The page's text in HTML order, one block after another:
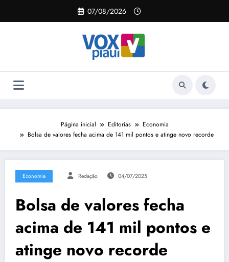
o
07/08/2026
Página inicial Editorias
Economia
Bolsa de valores fecha acima de 141 mil pontos e atinge novo recorde
Economia Redação 04/07/2025
Bolsa de valores fecha
acima de 141 mil pontos e
atinge novo recorde